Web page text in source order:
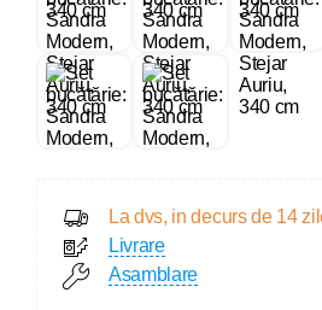
La dvs, in decurs de 14
Livrare
Asamblare